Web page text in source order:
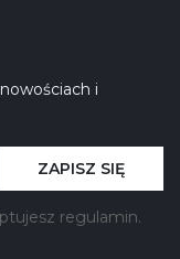
i
regulamin.
ZAPISZ SIĘ